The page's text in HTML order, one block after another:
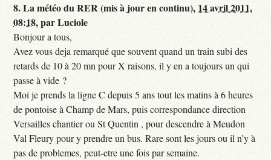
8.La météo du RER (mis à jour en continu), 14 avril 2011,
08:18,parLuciole
Bonjour a tous,
Avez vous deja remarqué que souvent quand un train subi des
retards de 10 à 20 mn pour X raisons, il y en a toujours un qui
passe à vide ?
Moi je prends la ligne C depuis 5 ans tout les matins à 6 heures
de pontoise à Champ de Mars, puis correspondance direction
Versailles chantier ou St Quentin , pour descendre à Meudon
Val Fleury pour y prendre un bus. Rare sont les jours ou il n’y à
pas de problemes, peut-etre une fois par semaine.